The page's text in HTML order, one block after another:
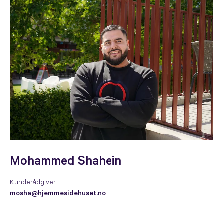
Mohammed Shahein
Kunderådgiver
mosha@hjemmesidehuset.no